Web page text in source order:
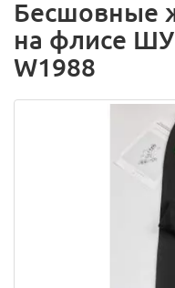
Бесшовные
на флисе
W1988